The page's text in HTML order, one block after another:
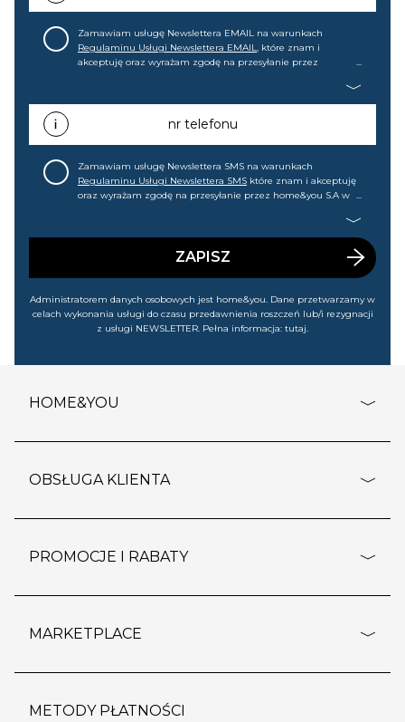
Zamawiam usługę Newslettera EMAIL na warunkach
Regulaminu Usługi Newslettera EMAIL, które znam i
akceptuję oraz wyrażam zgodę na przesyłanie przez
promocjach, wyprzedażach). Wiem, że mogę tę zgodę w
każdej chwili cofnąć.nr telefonu
Zamawiam usługę Newslettera SMS na warunkach
Regulaminu Usługi Newslettera SMS które znam i akceptuję
oraz wyrażam zgodę na przesyłanie przez home&you S.A w
wyprzedażach). Wiem, że mogę tę zgodę w każdej chwili
ZAPISZ
Administratorem danych osobowych jest home&you. Dane przetwarzamy w
celach wykonania usługi do czasu przedawnienia roszczeń lub/i rezygnacji
z usługi NEWSLETTER. Pełna informacja: tutaj.
HOME&YOU
o firmie
polityka prywatności
kontakt
OBSŁUGA KLIENTA
dostawy i płatność
wypis z subskrypcji
regulamin sklepu
pozostałe regulaminy
PROMOCJE I RABATY
outlet
regulaminy promocji
MARKETPLACE
strefa marek
METODY PŁATNOŚCI